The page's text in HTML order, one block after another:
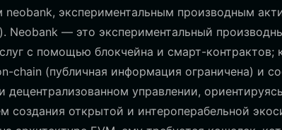
neobank, экспериментальным производным
Neobank — это экспериментальный
с помощью блокчейна и смарт-
chain (публичная информация ограничена) и
управлении,
создания открытой и интероперабельной